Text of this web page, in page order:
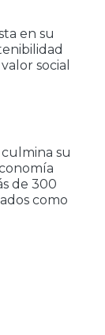
en su
social
su
de 300
como